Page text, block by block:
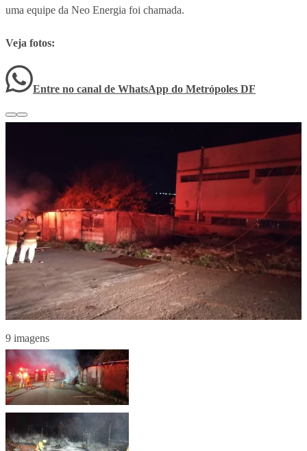
uma equipe da Neo Energia foi chamada.
Veja fotos:
Entre no canal de WhatsApp do Metrópoles DF
9 imagens